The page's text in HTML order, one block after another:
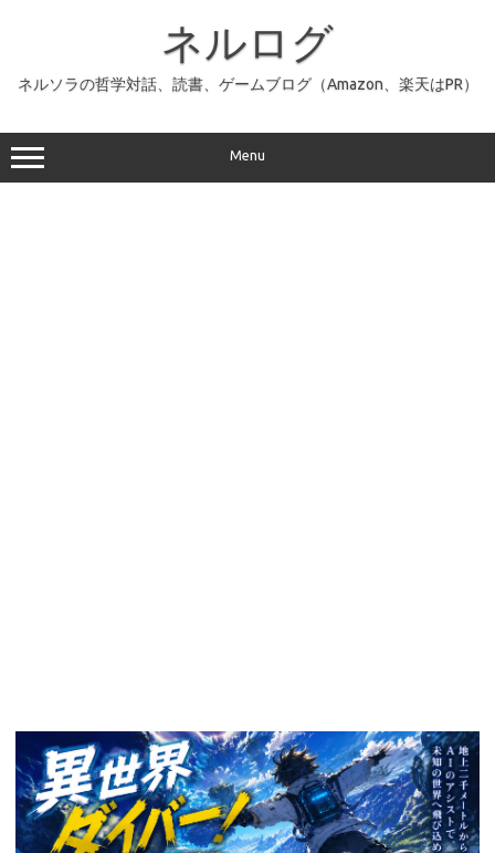
ッ
プ
ネルログ
ネルソラの哲学対話、読書、ゲームブログ（Amazon、楽天はPR）
Menu